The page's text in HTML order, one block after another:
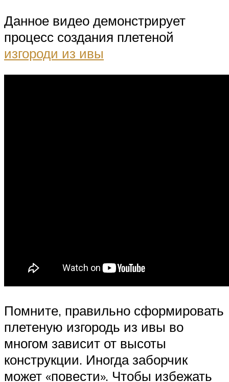
Данное видео демонстрирует
процесс создания плетеной
изгороди из ивы
Помните, правильно сформировать
плетеную изгородь из ивы во
многом зависит от высоты
конструкции. Иногда заборчик
может «повести». Чтобы избежать